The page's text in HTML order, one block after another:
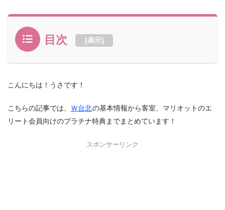
目次 [表示]
こんにちは！うさです！
こちらの記事では、 Ｗ台北の基本情報から客室、マリオットのエ
リート会員向けのプラチナ特典までまとめています！
スポンサーリンク